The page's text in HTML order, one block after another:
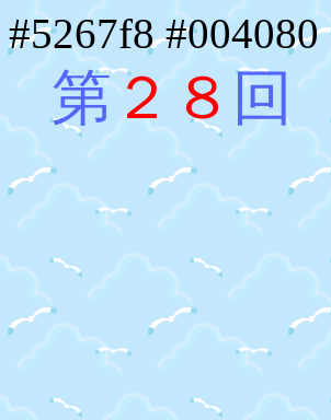
#5267f8 #004080
第 ２８ 回
京